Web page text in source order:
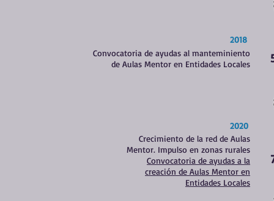
Convocatoria de ayudas al manteminiento
de Aulas Mentor en Entidades Locales
Crecimiento de la red de Aulas
Mentor. Impulso en zonas rurales
Convocatoria de ayudas a la
creación de Aulas Mentor en
Entidades Locales
2018
2020